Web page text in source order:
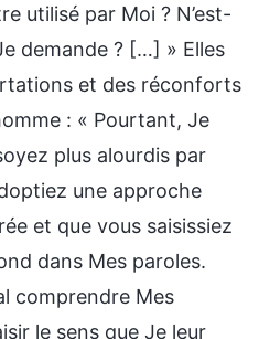
utilisé par Moi ? N’est-
demande ? […] » Elles
et des réconforts
: « Pourtant, Je
plus alourdis par
une approche
et que vous saisissiez
dans Mes paroles.
comprendre Mes
le sens que Je leur